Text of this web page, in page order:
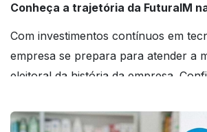
Conheça a trajetória da FuturaIM
Com investimentos contínuos em
empresa se prepara para atender a
eleitoral da história da empresa.